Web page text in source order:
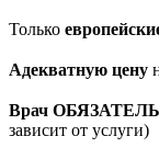
Только
Адекватную цену
Врач
зависит от услуги)